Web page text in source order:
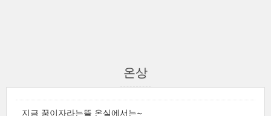
온상
지금 꿈이자라는뜰 온실에서는~